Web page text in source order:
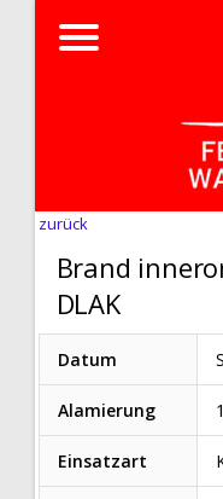
zurück
Brand
DLAK
Datum
Alamierung
Einsatzart